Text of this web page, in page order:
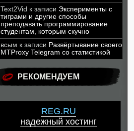
Text2Vid к записи Эксперименты с
тиграми и другие способы
преподавать программирование
студентам, которым скучно
всым к записи Развёртывание своего
MTProxy Telegram со статистикой
РЕКОМЕНДУЕМ
REG.RU
надежный хостинг